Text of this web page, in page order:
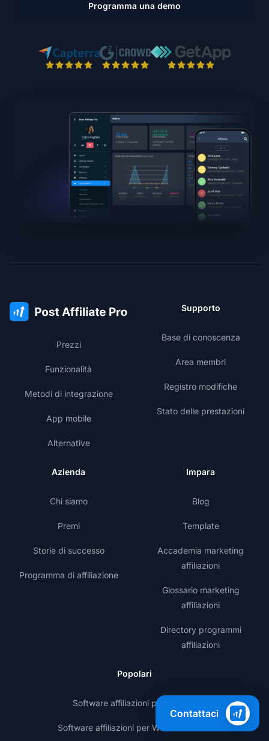
Programma una demo
Prezzi
Funzionalità
Metodi di integrazione
App mobile
Alternative
Supporto
Base di conoscenza
Area membri
Registro modifiche
Stato delle prestazioni
Azienda
Chi siamo
Premi
Storie di successo
Programma di affiliazione
Impara
Blog
Template
Accademia marketing
affiliazioni
Glossario marketing
affiliazioni
Directory programmi
affiliazioni
Popolari
Software affiliazioni per Shopify
Software affiliazioni per WooCommerce
Contattaci